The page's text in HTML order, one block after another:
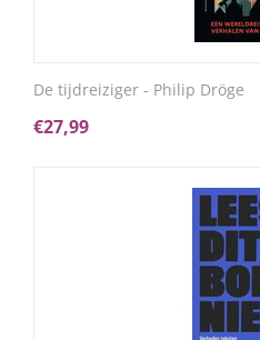
De tijdreiziger - Philip Dröge
€27,99